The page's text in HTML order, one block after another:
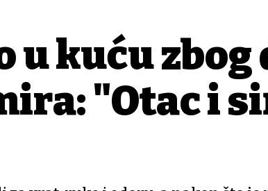
u kuću zbog
"Otac i